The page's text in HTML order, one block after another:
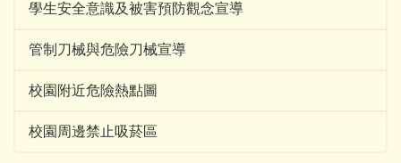
學生安全意識及被害預防觀念宣導
管制刀械與危險刀械宣導
校園附近危險熱點圖
校園周邊禁止吸菸區